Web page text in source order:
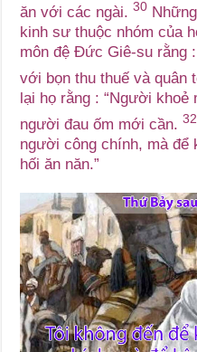
ăn với các ngài.30
kinh sư thuộc nhóm của
môn đệ Đức Giê-su rằng
với bọn thu thuế và quân
lại họ rằng : “Người khoẻ
người đau ốm mới cần.32
người công chính, mà để
hối ăn năn.”